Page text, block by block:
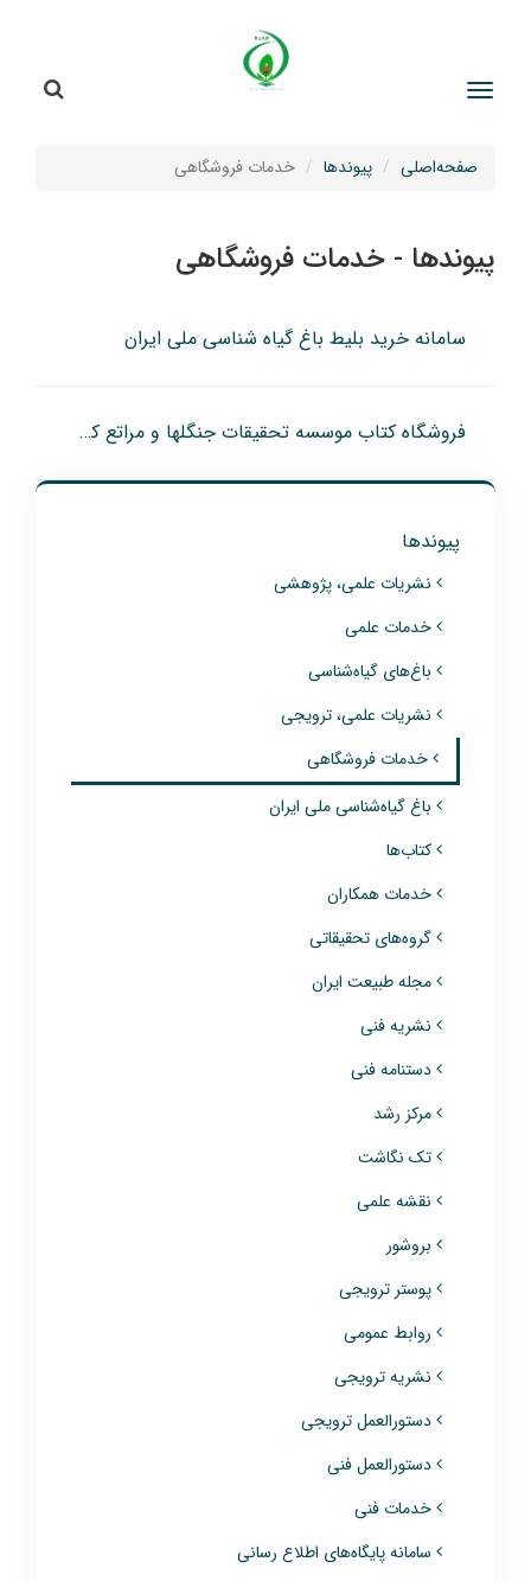
صفحه‌اصلی پیوندها خدمات فروشگاهی
پیوندها - خدمات فروشگاهی
سامانه خرید بلیط باغ گیاه شناسی ملی ایران
فروشگاه کتاب موسسه تحقیقات جنگلها و مراتع کشور
پیوندها
نشریات علمی، پژوهشی
خدمات علمی
باغ‌های گیاه‌شناسی
نشریات علمی، ترویجی
خدمات فروشگاهی
باغ گیاه‌شناسی ملی ایران
کتاب‌ها
خدمات همکاران
گروه‌های تحقیقاتی
مجله طبیعت ایران
نشریه فنی
دستنامه فنی
مرکز رشد
تک نگاشت
نقشه علمی
بروشور
پوستر ترویجی
روابط عمومی
نشریه ترویجی
دستورالعمل ترویجی
دستورالعمل فنی
خدمات فنی
سامانه پایگاه‌های اطلاع رسانی